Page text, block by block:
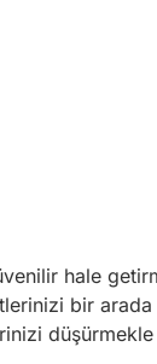
hale
bir
düşürmekle